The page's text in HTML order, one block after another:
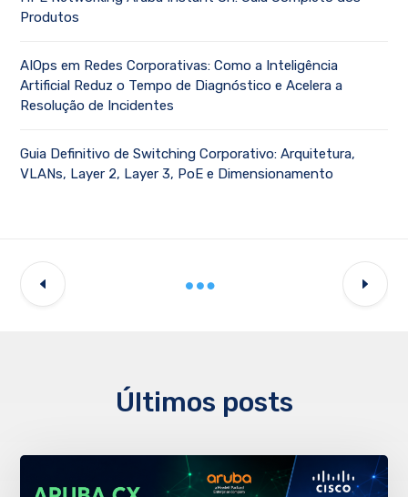
Produtos
AIOps em Redes Corporativas: Como a Inteligência
Artificial Reduz o Tempo de Diagnóstico e Acelera a
Resolução de Incidentes
Guia Definitivo de Switching Corporativo: Arquitetura,
VLANs, Layer 2, Layer 3, PoE e Dimensionamento
Últimos posts